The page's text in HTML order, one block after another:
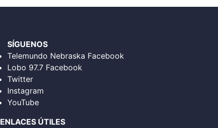
SÍGUENOS
Telemundo Nebraska Facebook
Lobo 97.7 Facebook
Twitter
Instagram
YouTube
ENLACES ÚTILES